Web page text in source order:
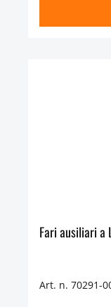
Fari ausiliari a
Art. n. 70291-